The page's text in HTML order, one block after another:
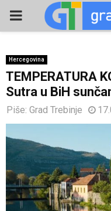
PRIMARY
Hercegovina
TEMPERATURA
Sutra u BiH
Piše: Grad Trebinje